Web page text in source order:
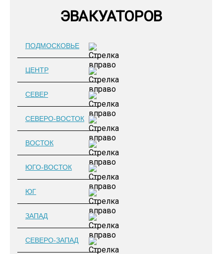
ЭВАКУАТОРОВ
ПОДМОСКОВЬЕ
ЦЕНТР
СЕВЕР
СЕВЕРО-ВОСТОК
ВОСТОК
ЮГО-ВОСТОК
ЮГ
ЗАПАД
СЕВЕРО-ЗАПАД